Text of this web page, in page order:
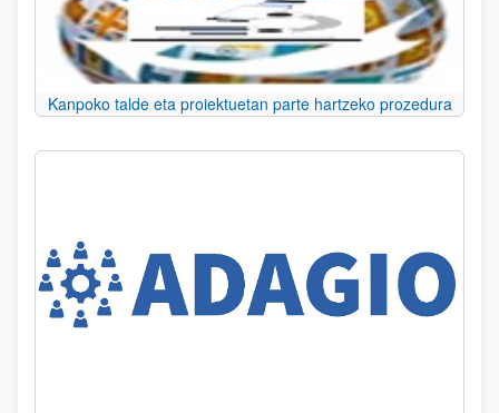
Kanpoko talde eta proiektuetan parte hartzeko prozedura